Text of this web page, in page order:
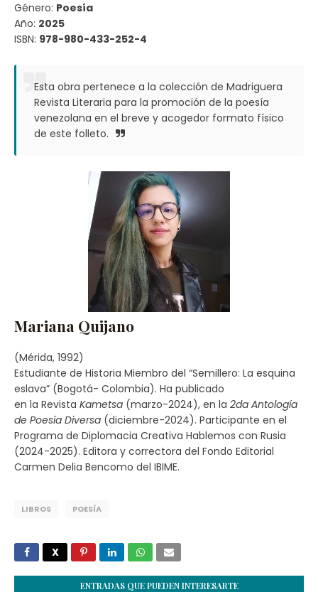
Género: Poesía
Año: 2025
ISBN: 978-980-433-252-4
Esta obra pertenece a la colección de Madriguera
Revista Literaria para la promoción de la poesía
venezolana en el breve y acogedor formato físico
de este folleto.
Mariana Quijano
(Mérida, 1992)
Estudiante de Historia Miembro del “Semillero: La esquina
eslava” (Bogotá- Colombia). Ha publicado
en la Revista Kametsa (marzo-2024), en la 2da Antología
de Poesía Diversa (diciembre-2024). Participante en el
Programa de Diplomacia Creativa Hablemos con Rusia
(2024-2025). Editora y correctora del Fondo Editorial
Carmen Delia Bencomo del IBIME.
LIBROS POESÍA
ENTRADAS QUE PUEDEN INTERESARTE